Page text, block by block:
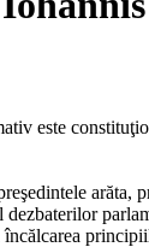
este
arăta,